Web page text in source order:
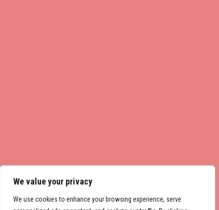
We value your privacy
We use cookies to enhance your browsing experience, serve